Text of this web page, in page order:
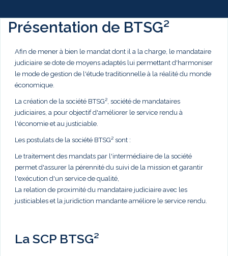
Présentation de BTSG²
Afin de mener à bien le mandat dont il a la charge, le mandataire
judiciaire se dote de moyens adaptés lui permettant d'harmoniser
le mode de gestion de l'étude traditionnelle à la réalité du monde
économique.
La création de la société BTSG², société de mandataires
judiciaires, a pour objectif d'améliorer le service rendu à
l'économie et au justiciable.
Les postulats de la société BTSG² sont :
Le traitement des mandats par l'intermédiaire de la société
permet d'assurer la pérennité du suivi de la mission et garantir
l'exécution d'un service de qualité,
La relation de proximité du mandataire judiciaire avec les
justiciables et la juridiction mandante améliore le service rendu.
La SCP BTSG²